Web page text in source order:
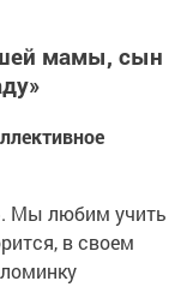
мамы, сын
Мы любим учить
в своем